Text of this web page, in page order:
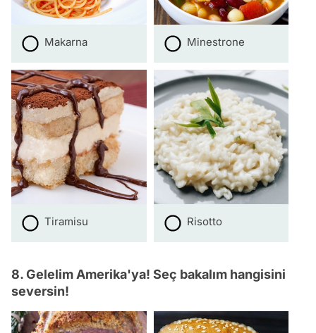
Makarna Minestrone
Tiramisu Risotto
8. Gelelim Amerika'ya! Seç bakalım hangisini
seversin!